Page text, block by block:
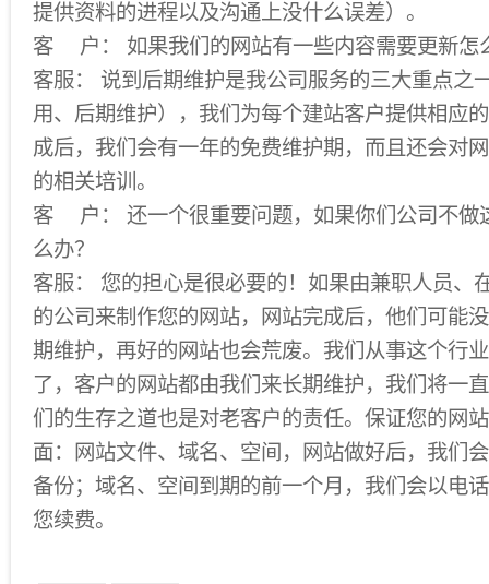
提供资料的进程以及沟通上没什么误差）。
客 户： 如果我们的网站有一些内容需要更新怎
客服： 说到后期维护是我公司服务的三大重点之
用、后期维护），我们为每个建站客户提供相应
成后，我们会有一年的免费维护期，而且还会对
的相关培训。
客 户： 还一个很重要问题，如果你们公司不做
么办？
客服： 您的担心是很必要的！如果由兼职人员、
的公司来制作您的网站，网站完成后，他们可能
期维护，再好的网站也会荒废。我们从事这个行
了，客户的网站都由我们来长期维护，我们将一
们的生存之道也是对老客户的责任。保证您的网
面：网站文件、域名、空间，网站做好后，我们
备份；域名、空间到期的前一个月，我们会以电
您续费。